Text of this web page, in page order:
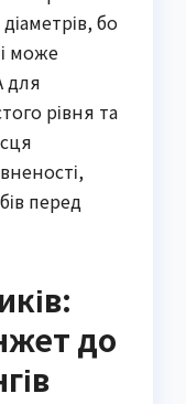
бо
може
для
рівня та
перед
до